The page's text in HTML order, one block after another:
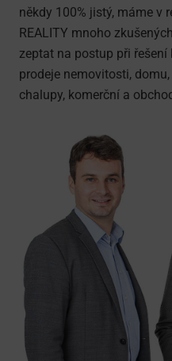
někdy 100% jistý, máme v
REALITY mnoho
zeptat na postup při
prodeje nemovitosti,
chalupy, komerční a